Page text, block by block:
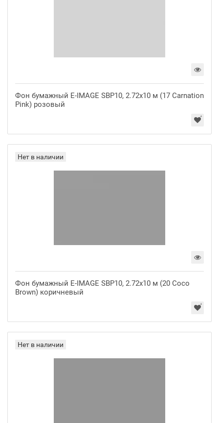
Фон бумажный E-IMAGE SBP10, 2.72х10 м (17 Carnation
Pink) розовый
Нет в наличии
Фон бумажный E-IMAGE SBP10, 2.72х10 м (20 Coco
Brown) коричневый
Нет в наличии